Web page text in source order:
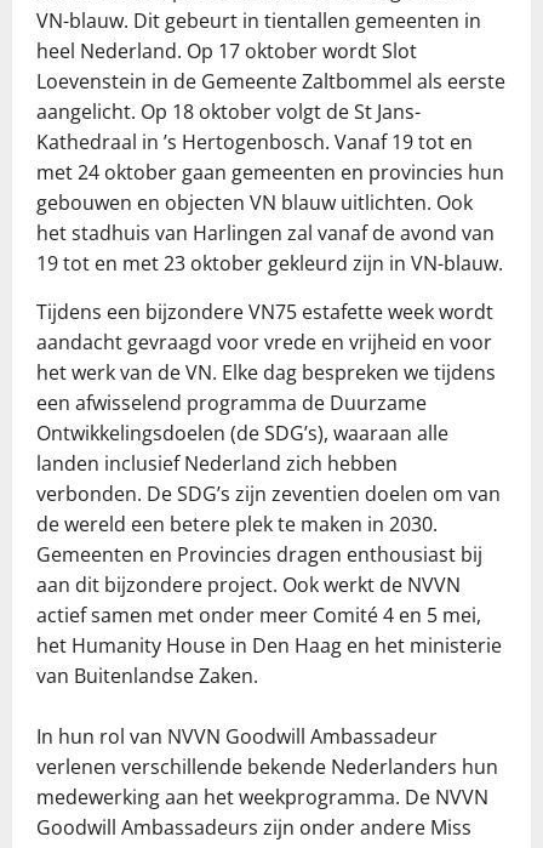
VN-blauw. Dit gebeurt in tientallen gemeenten in
heel Nederland. Op 17 oktober wordt Slot
Loevenstein in de Gemeente Zaltbommel als eerste
aangelicht. Op 18 oktober volgt de St Jans-
Kathedraal in ’s Hertogenbosch. Vanaf 19 tot en
met 24 oktober gaan gemeenten en provincies hun
gebouwen en objecten VN blauw uitlichten. Ook
het stadhuis van Harlingen zal vanaf de avond van
19 tot en met 23 oktober gekleurd zijn in VN-blauw.
Tijdens een bijzondere VN75 estafette week wordt
aandacht gevraagd voor vrede en vrijheid en voor
het werk van de VN. Elke dag bespreken we tijdens
een afwisselend programma de Duurzame
Ontwikkelingsdoelen (de SDG’s), waaraan alle
landen inclusief Nederland zich hebben
verbonden. De SDG’s zijn zeventien doelen om van
de wereld een betere plek te maken in 2030.
Gemeenten en Provincies dragen enthousiast bij
aan dit bijzondere project. Ook werkt de NVVN
actief samen met onder meer Comité 4 en 5 mei,
het Humanity House in Den Haag en het ministerie
van Buitenlandse Zaken.
In hun rol van NVVN Goodwill Ambassadeur
verlenen verschillende bekende Nederlanders hun
medewerking aan het weekprogramma. De NVVN
Goodwill Ambassadeurs zijn onder andere Miss